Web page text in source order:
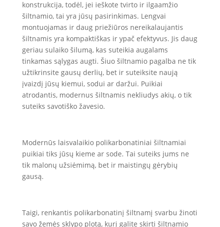
konstrukcija, todėl, jei ieškote tvirto ir ilgaamžio
šiltnamio, tai yra jūsų pasirinkimas. Lengvai
montuojamas ir daug priežiūros nereikalaujantis
šiltnamis yra kompaktiškas ir ypač efektyvus. Jis daug
geriau sulaiko šilumą, kas suteikia augalams
tinkamas sąlygas augti. Šiuo šiltnamio pagalba ne tik
užtikrinsite gausų derlių, bet ir suteiksite naują
įvaizdį jūsų kiemui, sodui ar daržui. Puikiai
atrodantis, modernus šiltnamis nekliudys akių, o tik
suteiks savotiško žavesio.
Modernūs laisvalaikio polikarbonatiniai šiltnamiai
puikiai tiks jūsų kieme ar sode. Tai suteiks jums ne
tik malonų užsiėmimą, bet ir maistingų gėrybių
gausą.
Taigi, renkantis polikarbonatinį šiltnamį svarbu žinoti
savo žemės sklypo plotą, kurį galite skirti šiltnamio